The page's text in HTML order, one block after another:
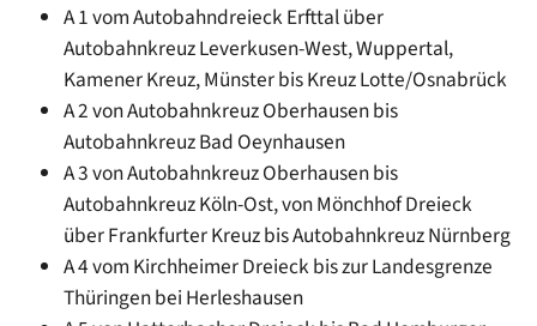
A 1 vom Autobahndreieck Erfttal über
Autobahnkreuz Leverkusen-West, Wuppertal,
Kamener Kreuz, Münster bis Kreuz Lotte/Osnabrück
A 2 von Autobahnkreuz Oberhausen bis
Autobahnkreuz Bad Oeynhausen
A 3 von Autobahnkreuz Oberhausen bis
Autobahnkreuz Köln-Ost, von Mönchhof Dreieck
über Frankfurter Kreuz bis Autobahnkreuz Nürnberg
A 4 vom Kirchheimer Dreieck bis zur Landesgrenze
Thüringen bei Herleshausen